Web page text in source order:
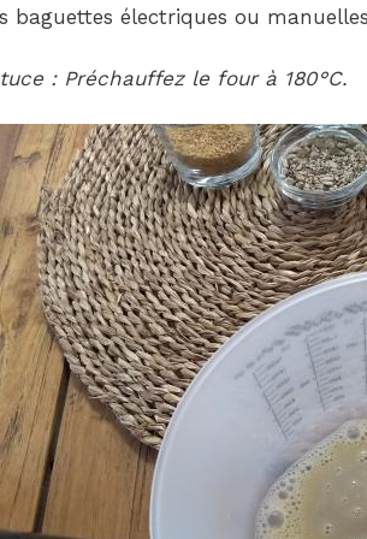
baguettes électriques ou
: Préchauffez le four à 180°C.